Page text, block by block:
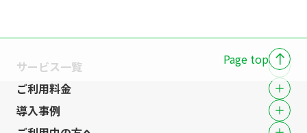
Page top
サービス一覧
ご利用料金
導入事例